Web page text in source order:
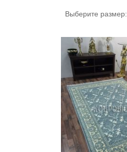
Выберите размер: